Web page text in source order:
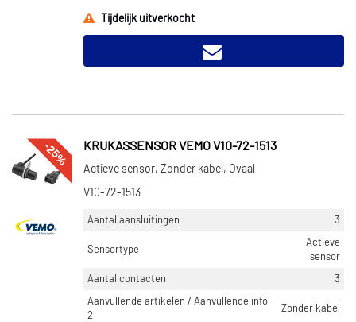
Tijdelijk uitverkocht
-25% KRUKASSENSOR VEMO V10-72-1513
Actieve sensor, Zonder kabel, Ovaal
V10-72-1513
Aantal aansluitingen 3
Sensortype
Actieve
sensor
Aantal contacten
3
Aanvullende artikelen / Aanvullende info
2
Zonder kabel